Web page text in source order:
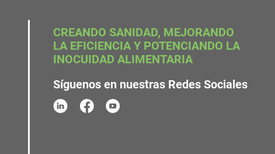
CREANDO SANIDAD, MEJORANDO
LA EFICIENCIA Y POTENCIANDO LA
INOCUIDAD ALIMENTARIA
Síguenos en nuestras Redes Sociales